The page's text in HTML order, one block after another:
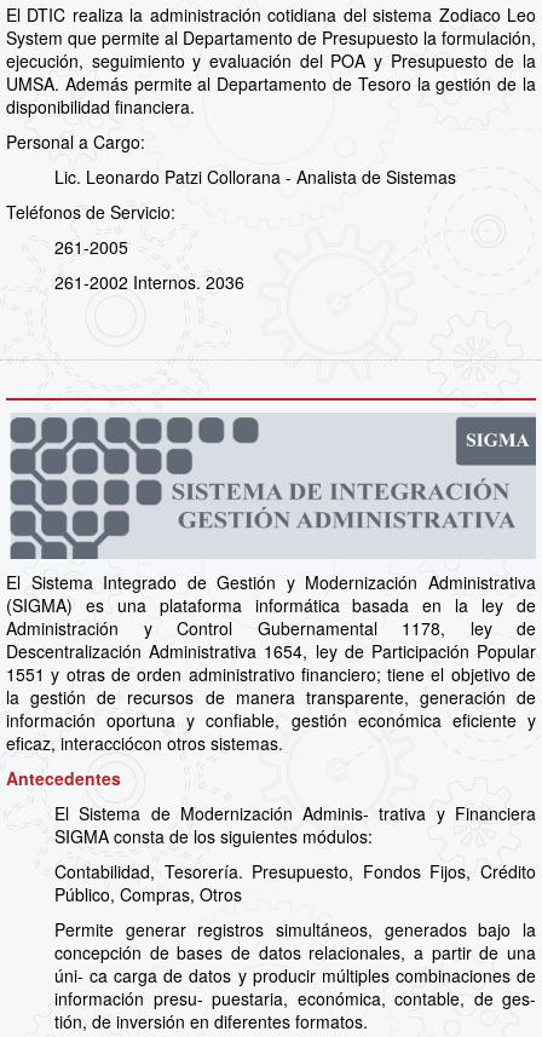
El DTIC realiza la administración cotidiana del sistema Zodiaco Leo
System que permite al Departamento de Presupuesto la formulación,
ejecución, seguimiento y evaluación del POA y Presupuesto de la
UMSA. Además permite al Departamento de Tesoro la gestión de la
disponibilidad financiera.
Personal a Cargo:
Lic. Leonardo Patzi Collorana - Analista de Sistemas
Teléfonos de Servicio:
261-2005
261-2002 Internos. 2036
El Sistema Integrado de Gestión y Modernización Administrativa
(SIGMA) es una plataforma informática basada en la ley de
Administración y Control Gubernamental 1178, ley de
Descentralización Administrativa 1654, ley de Participación Popular
1551 y otras de orden administrativo financiero; tiene el objetivo de
la gestión de recursos de manera transparente, generación de
información oportuna y confiable, gestión económica eficiente y
eficaz, interacciócon otros sistemas.
Antecedentes
El Sistema de Modernización Adminis- trativa y Financiera
SIGMA consta de los siguientes módulos:
Contabilidad, Tesorería. Presupuesto, Fondos Fijos, Crédito
Público, Compras, Otros
Permite generar registros simultáneos, generados bajo la
concepción de bases de datos relacionales, a partir de una
úni- ca carga de datos y producir múltiples combinaciones de
información presu- puestaria, económica, contable, de ges-
tión, de inversión en diferentes formatos.